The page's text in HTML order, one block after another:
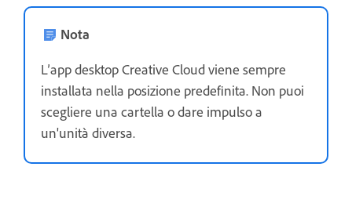
Nota
L’app desktop Creative Cloud viene sempre
installata nella posizione predefinita. Non puoi
scegliere una cartella o dare impulso a
un'unità diversa.